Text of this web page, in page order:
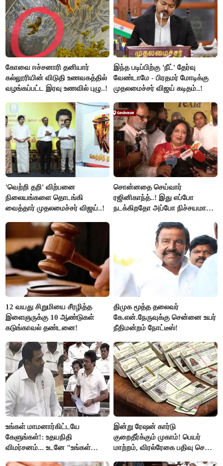
கோவை ஈச்சனாரி தனியார்
கல்லூரியின் விடுதி உணவகத்தில்
வழங்கப்பட்ட இரவு உணவில் புழு..!
இந்த படிப்பிற்கு 'நீட்' தேர்வு
வேண்டாமே - பிரதமர் மோடிக்கு
முதலமைச்சர் விஜய் கடிதம்..!
'வெற்றி தறி' விற்பனை
நிலையங்களை தொடங்கி
வைத்தார் முதலமைச்சர் விஜய்..!
சொன்னதை செய்வார்
ரஜினிகாந்த்..! இது எப்போ
நடக்கிறதோ அப்போ நிச்சயமாக
ரஜினிகாந்த்..!
12 வயது சிறுமியை சீரழித்த
இளைஞருக்கு 10 ஆண்டுகள்
கடுங்காவல் தண்டனை!
திமுக மூத்த தலைவர்
கே.என்.நேருவுக்கு சென்னை உயர்
நீதிமன்றம் நோட்டீஸ்!
உங்கள் மாமனார்கிட்டயே
கேளுங்கள்!: உதயநிதி
விமர்சனம்... உடனே "உங்கள்
இன்று ரேஷன் கார்டு
குறைதீர்க்கும் முகாம்! பெயர்
மாற்றம், விரல்ரேகை பதிவு செய்ய